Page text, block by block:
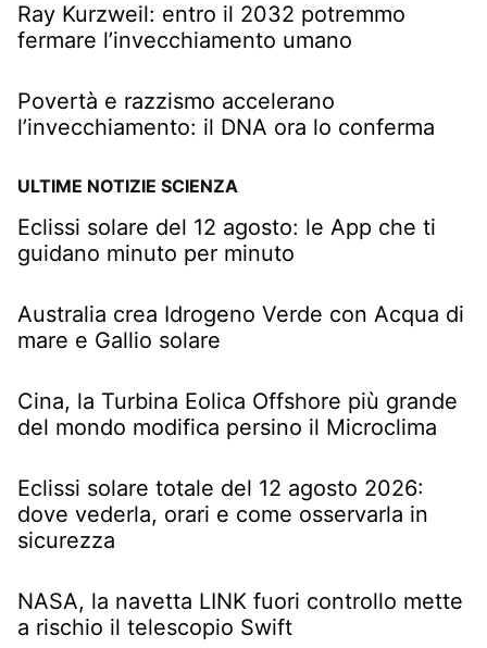
Ray Kurzweil: entro il 2032 potremmo
fermare l’invecchiamento umano
Povertà e razzismo accelerano
l’invecchiamento: il DNA ora lo conferma
ULTIME NOTIZIE SCIENZA
Eclissi solare del 12 agosto: le App che ti
guidano minuto per minuto
Australia crea Idrogeno Verde con Acqua di
mare e Gallio solare
Cina, la Turbina Eolica Offshore più grande
del mondo modifica persino il Microclima
Eclissi solare totale del 12 agosto 2026:
dove vederla, orari e come osservarla in
sicurezza
NASA, la navetta LINK fuori controllo mette
a rischio il telescopio Swift